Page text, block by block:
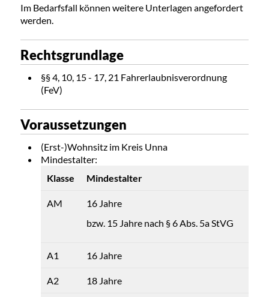
Im Bedarfsfall können weitere Unterlagen angefordert
werden.
Rechtsgrundlage
§§ 4, 10, 15 - 17, 21 Fahrerlaubnisverordnung
(FeV)
Voraussetzungen
(Erst-)Wohnsitz im Kreis Unna
Mindestalter:
Klasse
Mindestalter
AM
16 Jahre
bzw. 15 Jahre nach § 6 Abs. 5a StVG
A1 16 Jahre
A2 18 Jahre